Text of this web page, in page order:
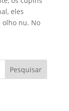
eles
olho nu. No
Pesquisar